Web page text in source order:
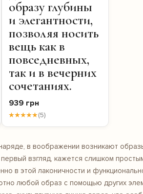
образу глубины
и элегантности,
позволяя носить
вещь как в
повседневных,
так и в вечерних
сочетаниях.
939 грн
★★★★★(5)
в воображении возникают
взгляд, кажется слишком
в этой лаконичности и
любой образ с помощью других